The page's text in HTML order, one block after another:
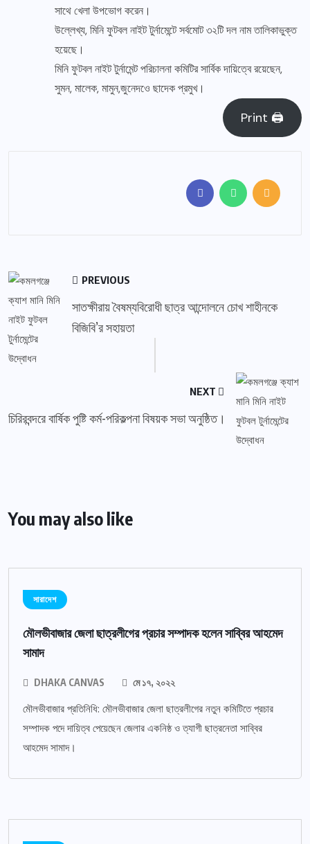
সাথে খেলা উপভোগ করেন।
উল্লেখ্য, মিনি ফুটবল নাইট টুর্নামেন্টে সর্বমোট ৩২টি দল নাম তালিকাভুক্ত
হয়েছে।
মিনি ফুটবল নাইট টুর্নামেন্ট পরিচালনা কমিটির সার্বিক দায়িত্বে রয়েছেন,
সুমন, মালেক, মামুন,জুনেদওে ছাদেক প্রমুখ।
Print 🖨
PREVIOUS
সাতক্ষীরায় বৈষম্যবিরোধী ছাত্র আন্দোলনে চোখ শাহীনকে
বিজিবি’র সহায়তা
NEXT
চিরিরবন্দরে বার্ষিক পুষ্টি কর্ম-পরিকল্পনা বিষয়ক সভা অনুষ্ঠিত।
You may also like
সারাদেশ
মৌলভীবাজার জেলা ছাত্রলীগের প্রচার সম্পাদক হলেন সাব্বির আহমেদ
সামাদ
DHAKA CANVAS মে ১৭, ২০২২
মৌলভীবাজার প্রতিনিধি: মৌলভীবাজার জেলা ছাত্রলীগের নতুন কমিটিতে প্রচার
সম্পাদক পদে দায়িত্ব পেয়েছেন জেলার একনিষ্ঠ ও ত্যাগী ছাত্রনেতা সাব্বির
আহমেদ সামাদ।